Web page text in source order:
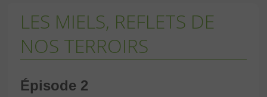
LES MIELS, REFLETS DE
NOS TERROIRS
Épisode 2